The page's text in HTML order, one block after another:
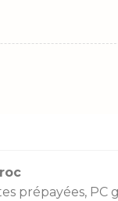
prépayées, PC